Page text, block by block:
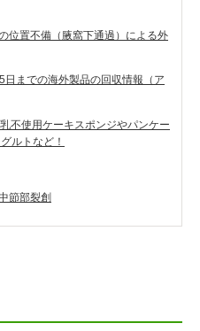
位置不備（腋窩下通過）による外
までの海外製品の回収情報（ア
不使用ケーキスポンジやパンケー
ルトなど！
節部裂創